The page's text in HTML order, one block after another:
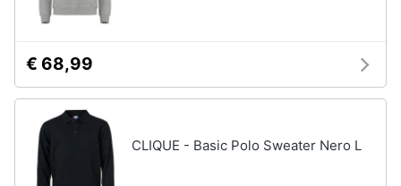
Assistenza
Esci
Tuta
tutti
Orologi
€ 68,99
CLIQUE - Basic Polo Sweater Nero L